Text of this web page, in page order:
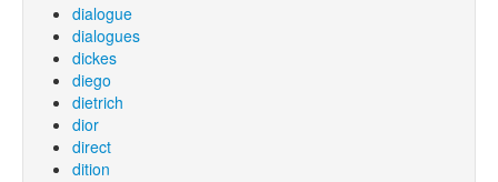
dialogue
dialogues
dickes
diego
dietrich
dior
direct
dition